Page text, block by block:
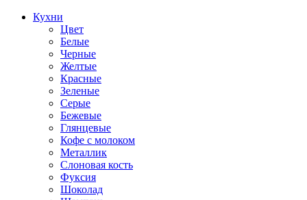
Кухни
Цвет
Белые
Черные
Желтые
Красные
Зеленые
Серые
Бежевые
Глянцевые
Кофе с молоком
Металлик
Слоновая кость
Фуксия
Шоколад